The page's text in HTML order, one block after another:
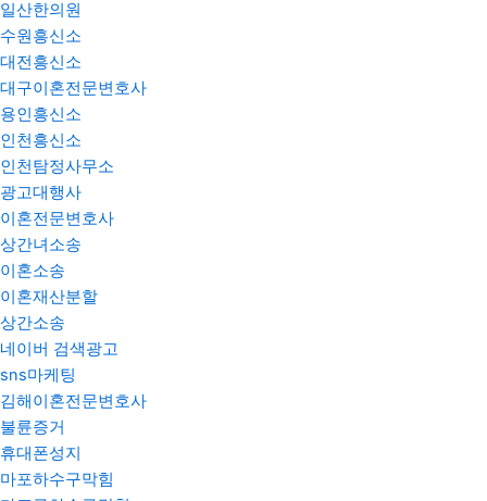
일산한의원
수원흥신소
대전흥신소
대구이혼전문변호사
용인흥신소
인천흥신소
인천탐정사무소
광고대행사
이혼전문변호사
상간녀소송
이혼소송
이혼재산분할
상간소송
네이버 검색광고
sns마케팅
김해이혼전문변호사
불륜증거
휴대폰성지
마포하수구막힘